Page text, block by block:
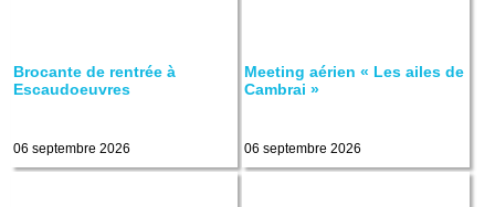
Brocante de rentrée à
Escaudoeuvres
06 septembre 2026
Meeting aérien « Les ailes de
Cambrai »
06 septembre 2026